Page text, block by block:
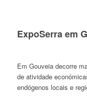
ExpoSerra em
Em Gouveia decorre
de atividade
endógenos locais e